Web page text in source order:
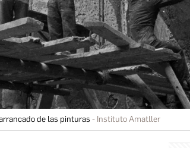
de las pinturas Instituto Amatller